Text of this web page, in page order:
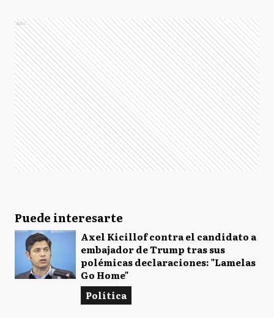
Ads
Puede interesarte
Axel Kicillof contra el candidato a
embajador de Trump tras sus
polémicas declaraciones: "Lamelas
Go Home"
Política